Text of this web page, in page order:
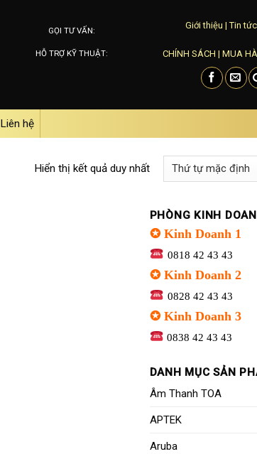
GỌI TƯ VẤN:
HỖ TRỢ KỸ THUẬT:
Giới thiệu |Tin tức
CHÍNH SÁCH | MUA
Liên hệ
Hiển thị kết quả duy nhất
PHÒNG KINH
✪ Kinh Doanh 1
0818 42 43 43
✪ Kinh Doanh 2
0828 42 43 43
✪ Kinh Doanh 3
0838 42 43 43
DANH MỤC SẢN
Âm Thanh TOA
APTEK
Aruba